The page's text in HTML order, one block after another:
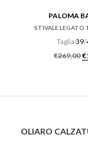
PALOMA
STIVALE LEGATO
Taglia 39/
€269,00 Il
€
OLIARO